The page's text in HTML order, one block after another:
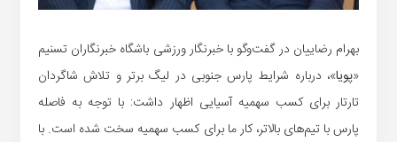
بهرام رضاییان در گفت‌وگو با خبرنگار ورزشی باشگاه خبرنگاران تسنیم
«پویا»، درباره شرایط پارس جنوبی در لیگ برتر و تلاش شاگردان
تارتار برای کسب سهمیه آسیایی اظهار داشت: با توجه به فاصله
پارس با تیم‌های بالاتر، کار ما برای کسب سهمیه سخت شده است. با